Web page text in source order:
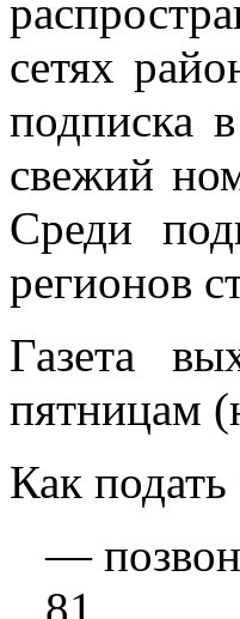
сетях
подписка
свежий
Среди
регионов
Газета
пятницам
Как подать
—